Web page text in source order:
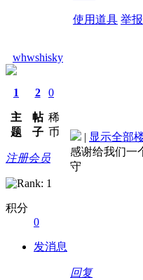
使用道具 举报
whwshisky
1
主
题
2
帖
子
0
稀
币
注册会员
积分
0
发消息
| 显示全部
感谢给我们一
守
回复